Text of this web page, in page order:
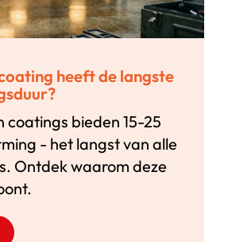
heeft de langste
coatings bieden 15-25
- het langst van alle
Ontdek waarom deze